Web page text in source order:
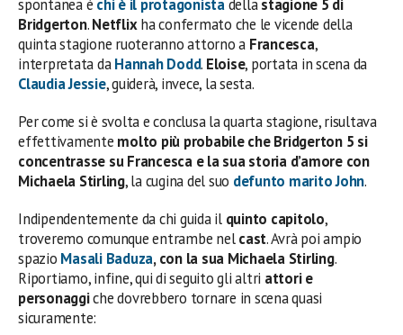
spontanea è chi è il protagonistadellastagione 5 di
Bridgerton.Netflixha confermato che le vicende della
quinta stagione ruoteranno attorno a Francesca,
interpretata daHannah Dodd. Eloise, portata in scena da
Claudia Jessie, guiderà, invece, la sesta.
Per come si è svolta e conclusa la quarta stagione, risultava
effettivamente molto più probabile che Bridgerton 5 si
concentrasse su Francesca e la sua storia d’amore con
Michaela Stirling, la cugina del suo defunto marito John.
Indipendentemente da chi guida il quinto capitolo,
troveremo comunque entrambe nelcast. Avrà poi ampio
spazio Masali Baduza, con la sua Michaela Stirling.
Riportiamo, infine, qui di seguito gli altri attori e
personaggiche dovrebbero tornare in scena quasi
sicuramente: